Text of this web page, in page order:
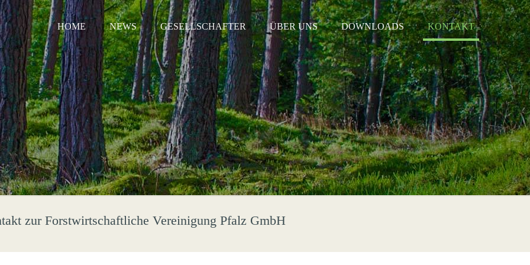
HOME NEWS GESELLSCHAFTER ÜBER UNS DOWNLOADS KONTAKT
zur Forstwirtschaftliche Vereinigung Pfalz GmbH